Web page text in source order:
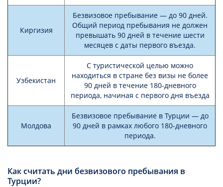
Киргизия
Безвизовое пребывание — до 90 дней.
Общий период пребывания не должен
превышать 90 дней в течение шести
месяцев с даты первого въезда.
Узбекистан
С туристической целью можно
находиться в стране без визы не более
90 дней в течение 180-дневного
периода, начиная с первого дня въезда
Молдова
Безвизовое пребывание в Турции — до
90 дней в рамках любого 180-дневного
периода.
Как считать дни безвизового пребывания в
Турции?